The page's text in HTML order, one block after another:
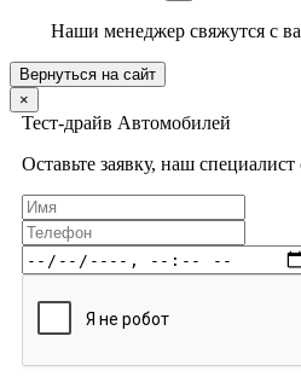
Наши менеджер свяжутся с
Вернуться на сайт
×
Тест-драйв Автомобилей
Оставьте заявку, наш